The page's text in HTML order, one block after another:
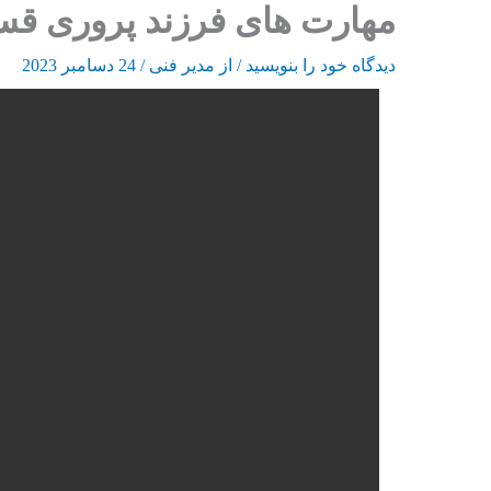
مهارت های فرزند پروری
دیدگاه‌ خود را بنویسید / از مدیر فنی/ 24 دسامبر 2023